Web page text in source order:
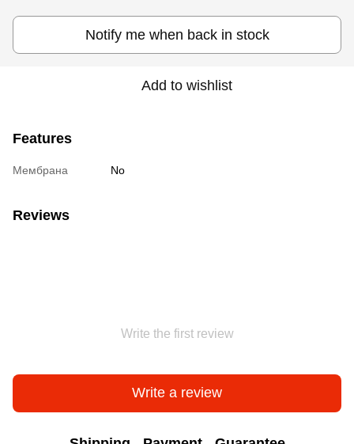
Notify me when back in stock
Add to wishlist
Features
Мембрана No
Reviews
Write the first review
Write a review